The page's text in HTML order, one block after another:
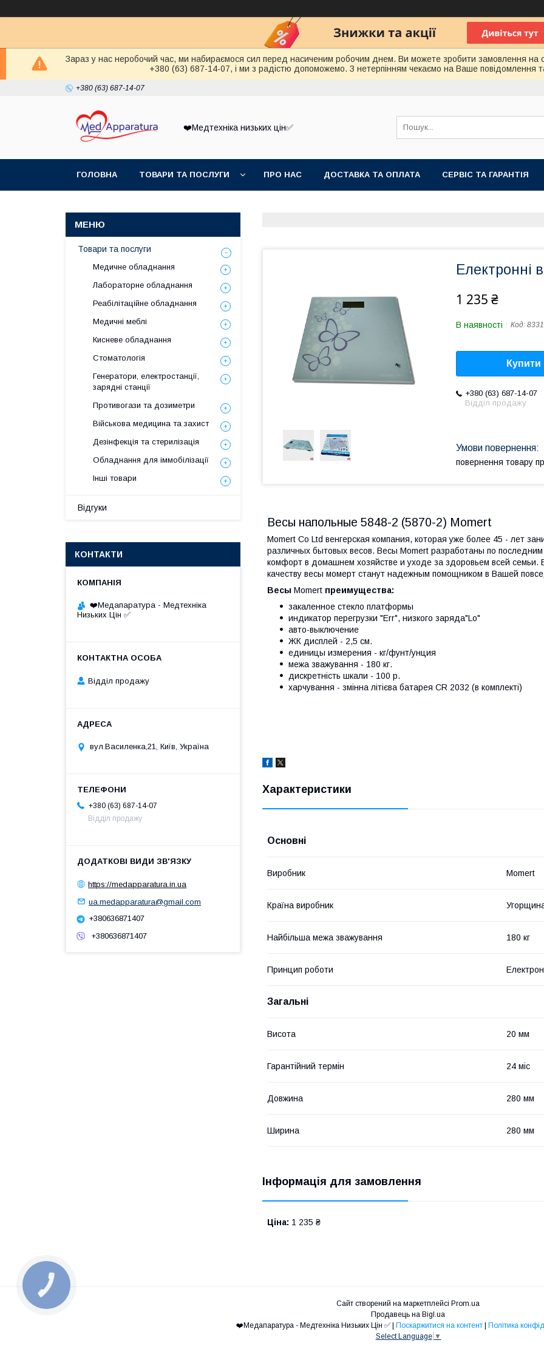
Зараз у нас неробочий час, ми набираємося сил перед насиченим робочим днем. Ви можете зробити замовлення на
+380 (63) 687-14-07, і ми з радістю допоможемо. З нетерпінням чекаємо на Ваше повідомлення
+380 (63) 687-14-07
❤️Медтехніка низьких цін✅
ГОЛОВНА ТОВАРИ ТА ПОСЛУГИ ПРО НАС ДОСТАВКА ТА ОПЛАТА СЕРВІС ТА ГАРАНТІЯ
Електронні
1 235 ₴
В наявності Код: 8331
Купити
+380 (63) 687-14-07
Відділ продажу
повернення товару
Весы напольные 5848-2 (5870-2) Momert
Momert Co Ltd венгерская компания, которая уже более 45 - лет
различных бытовых весов. Весы Momert разработаны по
комфорт в домашнем хозяйстве и уходе за здоровьем всей семьи.
качеству весы момерт станут надежным помощником в Вашей
Весы Momert преимущества:
закаленное стекло платформы
индикатор перегрузки "Err", низкого заряда"Lo"
авто-выключение
ЖК дисплей - 2,5 см.
единицы измерения - кг/фунт/унция
межа зважування - 180 кг.
дискретність шкали - 100 р.
харчування - змінна літієва батарея CR 2032 (в комплекті)
Характеристики
Основні
Виробник Momert
Країна виробник
Найбільша межа зважування 180 кг
Принцип роботи
Загальні
Висота 20 мм
Гарантійний термін 24 міс
Довжина 280 мм
Ширина 280 мм
Інформація для замовлення
Ціна: 1 235 ₴
Товари та послуги
Медичне обладнання
Лабораторне обладнання
Реабілітаційне обладнання
Медичні меблі
Кисневе обладнання
Стоматологія
Генератори, електростанції,
зарядні станції
Противогази та дозиметри
Військова медицина та захист
Дезінфекція та стерилізація
Обладнання для іммобілізації
Інші товари
Відгуки
КОНТАКТИ
❤️Медапаратура - Медтехніка
Низьких Цін ✅
Відділ продажу
вул.Василенка,21, Київ, Україна
+380 (63) 687-14-07
Відділ продажу
https://medapparatura.in.ua
ua.medapparatura@gmail.com
+380636871407
+380636871407
Сайт створений на маркетплейсі Prom.ua
Продавець на Bigl.ua
❤️Медапаратура - Медтехніка Низьких Цін ✅ | Поскаржитися на контент | Політика
Select Language ▼
КНОПКА
ЗВ'ЯЗКУ